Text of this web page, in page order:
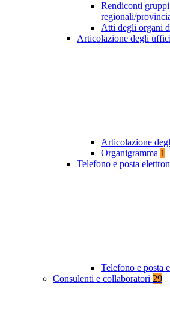
Rendiconti
regionali/
Atti degli organi
Articolazione degli uffici
Articolazione
Organigramma 1
Telefono e posta
Telefono e posta
Consulenti e collaboratori 29